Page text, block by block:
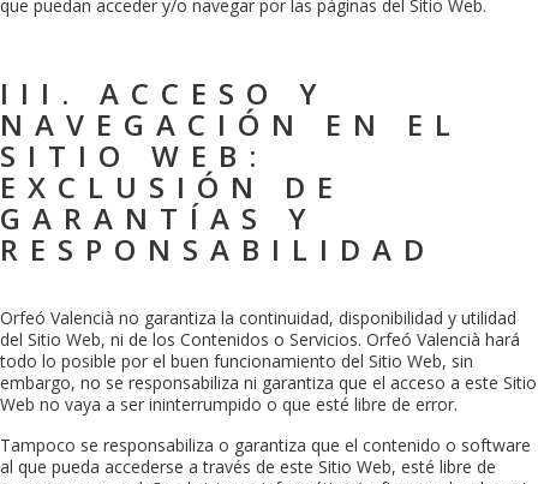
que puedan acceder y/o navegar por las páginas del Sitio Web.
III. ACCESO Y
NAVEGACIÓN EN EL
SITIO WEB:
EXCLUSIÓN DE
GARANTÍAS Y
RESPONSABILIDAD
Orfeó Valencià no garantiza la continuidad, disponibilidad y utilidad
del Sitio Web, ni de los Contenidos o Servicios. Orfeó Valencià hará
todo lo posible por el buen funcionamiento del Sitio Web, sin
embargo, no se responsabiliza ni garantiza que el acceso a este Sitio
Web no vaya a ser ininterrumpido o que esté libre de error.
Tampoco se responsabiliza o garantiza que el contenido o software
al que pueda accederse a través de este Sitio Web, esté libre de